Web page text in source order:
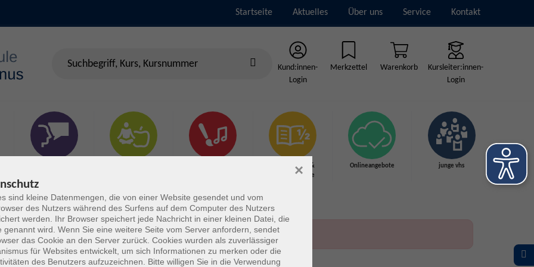
Startseite Aktuelles Über uns Service Kontakt
Kund:innen-
Login
Merkzettel Warenkorb
Kursleiter:innen-
Login
Grundbildung &
Schulabschlüsse
Onlineangebote junge vhs
sind kleine Datenmengen, die von einer Website gesendet und vom
des Nutzers während des Surfens auf dem Computer des Nutzers
werden. Ihr Browser speichert jede Nachricht in einer kleinen Datei, die
genannt wird. Wenn Sie eine weitere Seite vom Server anfordern, sendet
das Cookie an den Server zurück. Cookies wurden als zuverlässiger
für Websites entwickelt, um sich Informationen zu merken oder die
des Benutzers aufzuzeichnen. Bitte willigen Sie in die Verwendung
×